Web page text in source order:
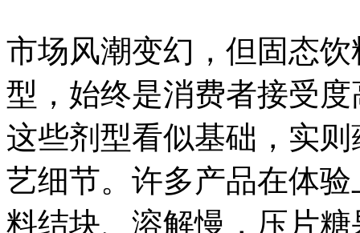
市场风潮变幻，但固态
型，始终是消费者接受
这些剂型看似基础，实
艺细节。许多产品在体
料结块、溶解慢，压片